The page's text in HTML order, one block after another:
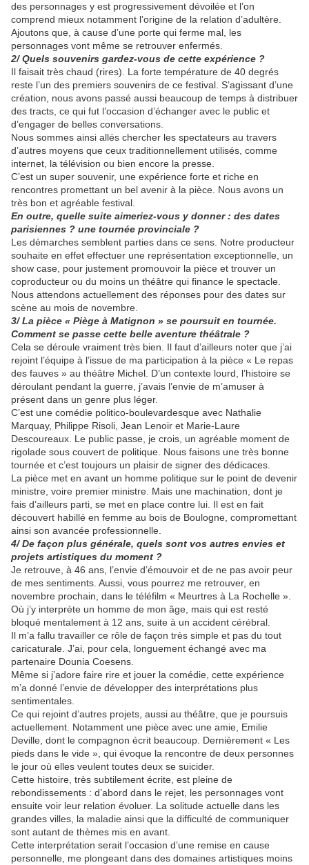
des personnages y est progressivement dévoilée et l’on
comprend mieux notamment l’origine de la relation d’adultère.
Ajoutons que, à cause d’une porte qui ferme mal, les
personnages vont même se retrouver enfermés.
2/ Quels souvenirs gardez-vous de cette expérience ?
Il faisait très chaud (rires). La forte température de 40 degrés
reste l’un des premiers souvenirs de ce festival. S’agissant d’une
création, nous avons passé aussi beaucoup de temps à distribuer
des tracts, ce qui fut l’occasion d’échanger avec le public et
d’engager de belles conversations.
Nous sommes ainsi allés chercher les spectateurs au travers
d’autres moyens que ceux traditionnellement utilisés, comme
internet, la télévision ou bien encore la presse.
C’est un super souvenir, une expérience forte et riche en
rencontres promettant un bel avenir à la pièce. Nous avons un
très bon et agréable festival.
En outre, quelle suite aimeriez-vous y donner : des dates
parisiennes ? une tournée provinciale ?
Les démarches semblent parties dans ce sens. Notre producteur
souhaite en effet effectuer une représentation exceptionnelle, un
show case, pour justement promouvoir la pièce et trouver un
coproducteur ou du moins un théâtre qui finance le spectacle.
Nous attendons actuellement des réponses pour des dates sur
scène au mois de novembre.
3/ La pièce « Piège à Matignon » se poursuit en tournée.
Comment se passe cette belle aventure théâtrale ?
Cela se déroule vraiment très bien. Il faut d’ailleurs noter que j’ai
rejoint l’équipe à l’issue de ma participation à la pièce « Le repas
des fauves » au théâtre Michel. D’un contexte lourd, l’histoire se
déroulant pendant la guerre, j’avais l’envie de m’amuser à
présent dans un genre plus léger.
C’est une comédie politico-boulevardesque avec Nathalie
Marquay, Philippe Risoli, Jean Lenoir et Marie-Laure
Descoureaux. Le public passe, je crois, un agréable moment de
rigolade sous couvert de politique. Nous faisons une très bonne
tournée et c’est toujours un plaisir de signer des dédicaces.
La pièce met en avant un homme politique sur le point de devenir
ministre, voire premier ministre. Mais une machination, dont je
fais d’ailleurs parti, se met en place contre lui. Il est en fait
découvert habillé en femme au bois de Boulogne, compromettant
ainsi son avancée professionnelle.
4/ De façon plus générale, quels sont vos autres envies et
projets artistiques du moment ?
Je retrouve, à 46 ans, l’envie d’émouvoir et de ne pas avoir peur
de mes sentiments. Aussi, vous pourrez me retrouver, en
novembre prochain, dans le téléfilm « Meurtres à La Rochelle ».
Où j’y interprète un homme de mon âge, mais qui est resté
bloqué mentalement à 12 ans, suite à un accident cérébral.
Il m’a fallu travailler ce rôle de façon très simple et pas du tout
caricaturale. J’ai, pour cela, longuement échangé avec ma
partenaire Dounia Coesens.
Même si j’adore faire rire et jouer la comédie, cette expérience
m’a donné l’envie de développer des interprétations plus
sentimentales.
Ce qui rejoint d’autres projets, aussi au théâtre, que je poursuis
actuellement. Notamment une pièce avec une amie, Emilie
Deville, dont le compagnon écrit beaucoup. Dernièrement « Les
pieds dans le vide », qui évoque la rencontre de deux personnes
le jour où elles veulent toutes deux se suicider.
Cette histoire, très subtilement écrite, est pleine de
rebondissements : d’abord dans le rejet, les personnages vont
ensuite voir leur relation évoluer. La solitude actuelle dans les
grandes villes, la maladie ainsi que la difficulté de communiquer
sont autant de thèmes mis en avant.
Cette interprétation serait l’occasion d’une remise en cause
personnelle, me plongeant dans des domaines artistiques moins